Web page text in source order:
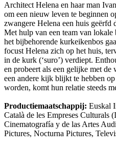
Architect Helena en haar man
om een nieuw leven te beginnen
zwangere Helena een huis geërfd
Met hulp van een team van
het bijbehorende kurkeikenbos
focust Helena zich op het huis,
in de kurk (‘suro’) verdiept.
en probeert als een gelijke met
een andere kijk blijkt te hebben
worden, komt hun relatie steeds
Productiemaatschappij: Euskal
Català de les Empreses Culturals
Cinematografía y de las Artes
Pictures, Nocturna Pictures,